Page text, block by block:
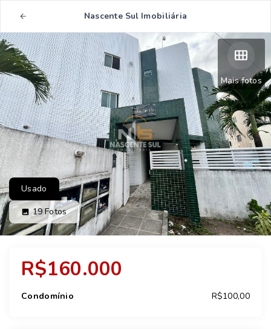
Nascente Sul Imobiliária
Mais fotos
Usado
19Fotos
R$160.000
Condomínio R$100,00